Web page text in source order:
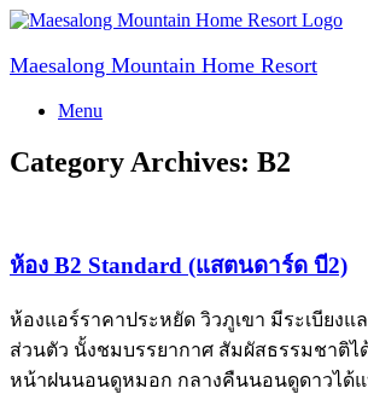
Skip
content
Maesalong Mountain Home Resort
Menu
Category Archives: B2
ห้อง B2 Standard (แสตนดาร์ด บี2)
ห้องแอร์ราคาประหยัด วิวภูเขา มีระเบียง
ส่วนตัว นั้งชมบรรยากาศ สัมผัสธรรมชาติไ
หน้าฝนนอนดูหมอก กลางคืนนอนดูดาวได้